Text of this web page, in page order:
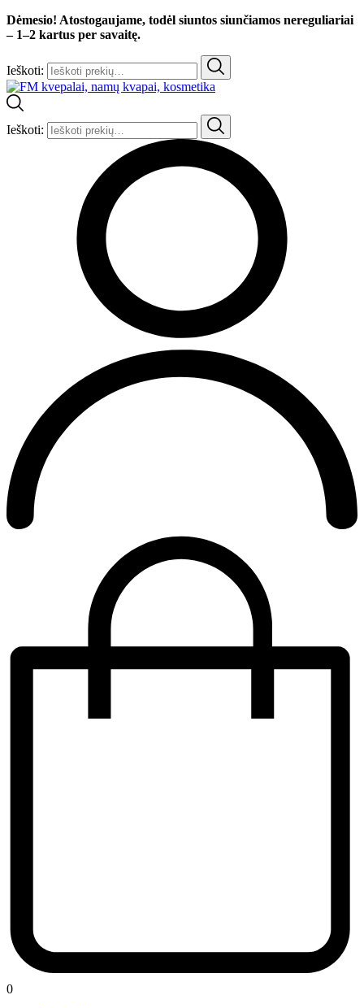
Dėmesio! Atostogaujame, todėl siuntos siunčiamos nereguliariai
– 1–2 kartus per savaitę.
Ieškoti:
Ieškoti:
0